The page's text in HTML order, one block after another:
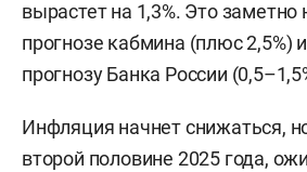
вырастет на 1,3%. Это
прогнозе кабмина (плюс 2,5%)
прогнозу Банка России
Инфляция начнет снижаться,
второй половине 2025 года,